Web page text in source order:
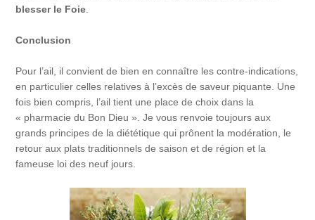
blesser le Foie
Conclusion
Pour l’ail, il convient de bien en connaître les contre-indications,
en particulier celles relatives à l’excès de saveur piquante. Une
fois bien compris, l’ail tient une place de choix dans la
« pharmacie du Bon Dieu ». Je vous renvoie toujours aux
grands principes de la diététique qui prônent la modération, le
retour aux plats traditionnels de saison et de région et la
fameuse loi des neuf jours.